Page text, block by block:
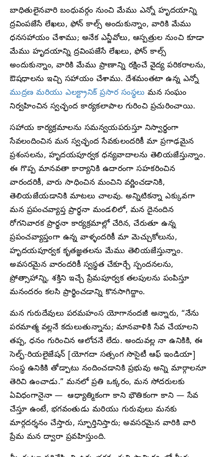
బాధితులైనవారి బంధువర్గం నుంచి మేము ఎన్నో హృదయాన్ని
ద్రవింపజేసే లేఖలు, ఫోన్ కాల్స్ అందుకున్నాం, వారికి మేము
ధనసహాయం చేశాము; అనేక ఎన్జీవోలు, ఆస్పత్రుల నుంచి కూడా
మేము హృదయాన్ని ద్రవింపజేసే లేఖలు, ఫోన్ కాల్స్
అందుకున్నాం, వారికి మేము ప్రాణాన్ని రక్షించే వైద్య పరికరాలను,
ఔషధాలను ఇచ్చి సహాయం చేశాము. దేశమంతటా ఉన్న ఎన్నో
ముద్రణ మరియు ఎలక్ట్రానిక్ ప్రసార సంస్థలు మన సంఘం
నిర్వహించిన స్వచ్ఛంద కార్యకలాపాల గురించి ప్రచురించాయి.
సహాయ కార్యక్రమాలను సమన్వయపరుస్తూ నిస్వార్థంగా
సేవలందించిన మన స్వచ్ఛంద సేవకులందరికీ మా ప్రగాఢమైన
ప్రశంసలను, హృదయపూర్వక ధన్యవాదాలను తెలియజేస్తున్నాం.
ఈ గొప్ప మానవతా కార్యానికి ఉదారంగా సహకరించిన
వారందరికీ, వారు సాధించిన మంచిని వర్ణించడానికి,
తెలియజేయడానికి మాటలు చాలవు. అన్నిటికన్నా ఎక్కువగా
మన ప్రపంచవ్యాప్త ప్రార్థనా మండలిలో, మన దైనందిన
రోగనివారక ప్రార్థనా కార్యక్రమాల్లో చేరిన, చేరుతూ ఉన్న
ప్రపంచవ్యాప్తంగా ఉన్న వాళ్ళందరికీ మా మెచ్చుకోలును,
హృదయపూర్వక కృతజ్ఞతలను మేము తెలియజేస్తున్నాం.
అవసరమైన వారందరికీ స్వస్థత చేకూర్చే స్పందనలను,
ప్రోత్సాహాన్ని, శక్తిని ఇచ్చే ప్రేమపూర్వక తలపులను పంపిస్తూ
మనందరం కలసి ప్రార్థించడాన్ని కొనసాగిద్దాం.
మన గురుదేవులు పరమహంస యోగానందజీ అన్నారు, “నేను
పరమాత్మ వల్లనే కదులుతున్నాను; మానవాళికి సేవ చేయాలని
తప్ప, ధనం గురించిన ఆలోచనే లేదు. అందువల్ల నా ఉనికికి, ఈ
సెల్ఫ్-రియలైజేషన్ [యోగదా సత్సంగ సొసైటీ ఆఫ్ ఇండియా]
సంస్థ ఉనికికి తోడ్పాటు నందించడానికి ప్రభువు అన్ని మార్గాలనూ
తెరిచి ఉంచాడు.” మనలో ప్రతి ఒక్కరం, మన సోదరులకు
ఏవిధంగానైనా — ఆధ్యాత్మికంగా కాని భౌతికంగా కాని — సేవ
చేస్తూ ఉంటే, భగవంతుడు మరియు గురువులు మనకు
మార్గదర్శనం చేస్తారు, స్ఫూర్తినిస్తారు; అవసరమైన వారికి వారి
ప్రేమ మన ద్వారా ప్రవహిస్తుంది.